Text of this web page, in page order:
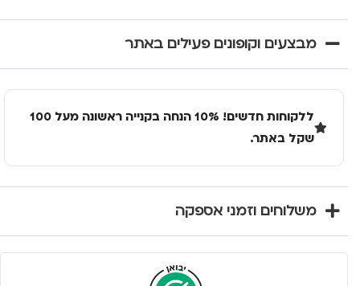
מבצעים וקופונים פעילים באתר
ללקוחות חדשים! 10% הנחה בקנייה ראשונה מעל 100
שקל באתר.
משלוחים וזמני אספקה